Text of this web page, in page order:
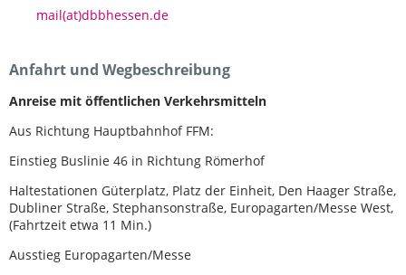
mail(at)dbbhessen.de
Anfahrt und Wegbeschreibung
Anreise mit öffentlichen Verkehrsmitteln
Aus Richtung Hauptbahnhof FFM:
Einstieg Buslinie 46 in Richtung Römerhof
Haltestationen Güterplatz, Platz der Einheit, Den Haager Straße,
Dubliner Straße, Stephansonstraße, Europagarten/Messe West,
(Fahrtzeit etwa 11 Min.)
Ausstieg Europagarten/Messe